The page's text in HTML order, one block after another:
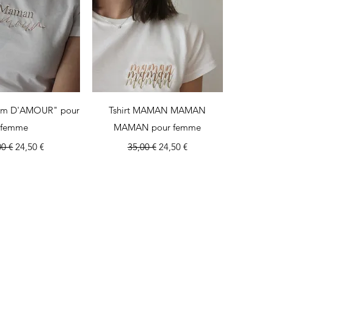
rapide
D'AMOUR" pour
femme
original
€ Prix promotionnel
24,50 €
Aperçu rapide
Tshirt MAMAN MAMAN
MAMAN pour femme
Prix original
35,00 € Prix promotionnel
24,50 €